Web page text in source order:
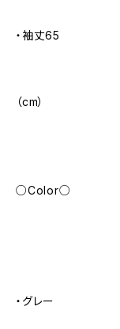
・袖丈65
（cm）
○Color○
・グレー